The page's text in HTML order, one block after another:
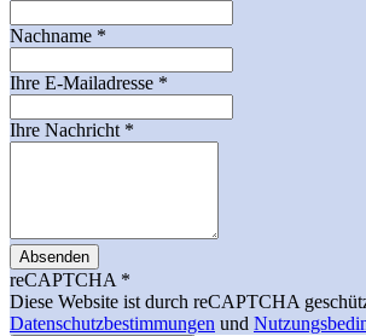
Nachname *
Ihre E-Mailadresse *
Ihre Nachricht *
Absenden
reCAPTCHA *
Diese Website ist durch reCAPTCHA
Datenschutzbestimmungen und